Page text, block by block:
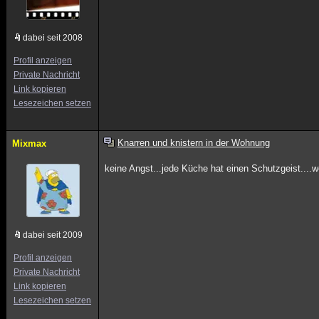
dabei seit 2008
Profil anzeigen
Private Nachricht
Link kopieren
Lesezeichen setzen
Mixmax
dabei seit 2009
Profil anzeigen
Private Nachricht
Link kopieren
Lesezeichen setzen
Knarren und knistern in der Wohnung
keine Angst...jede Küche hat einen